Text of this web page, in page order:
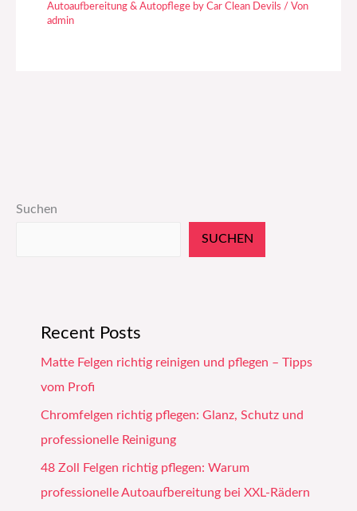
Autoaufbereitung & Autopflege by Car Clean Devils / Von
admin
Suchen
SUCHEN
Recent Posts
Matte Felgen richtig reinigen und pflegen – Tipps
vom Profi
Chromfelgen richtig pflegen: Glanz, Schutz und
professionelle Reinigung
48 Zoll Felgen richtig pflegen: Warum
professionelle Autoaufbereitung bei XXL-Rädern